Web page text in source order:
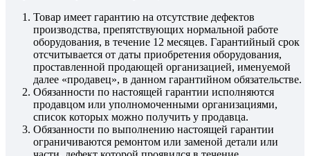
Товар имеет гарантию на отсутствие дефектов
производства, препятствующих нормальной работе
оборудования, в течение 12 месяцев. Гарантийный срок
отсчитывается от даты приобретения оборудования,
проставленной продающей организацией, именуемой
далее «продавец», в данном гарантийном обязательстве.
Обязанности по настоящей гарантии исполняются
продавцом или уполномоченными организациями,
список которых можно получить у продавца.
Обязанности по выполнению настоящей гарантии
ограничиваются ремонтом или заменой детали или